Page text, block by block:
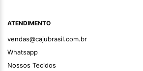
ATENDIMENTO
vendas@cajubrasil.com.br
Whatsapp
Nossos Tecidos